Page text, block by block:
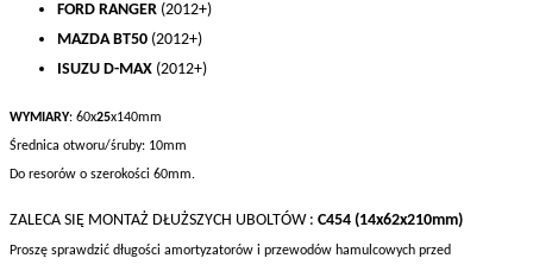
FORD RANGER (2012+)
MAZDA BT50 (2012+)
ISUZU D-MAX (2012+)
WYMIARY: 60x25x140mm
Średnica otworu/śruby: 10mm
Do resorów o szerokości 60mm.
ZALECA SIĘ MONTAŻ DŁUŻSZYCH UBOLTÓW : C454 (14x62x210mm)
Proszę sprawdzić długości amortyzatorów i przewodów hamulcowych przed